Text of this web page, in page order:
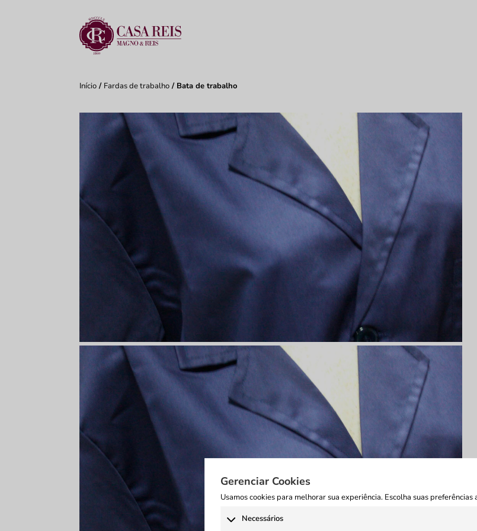
Início / Fardas de trabalho / Bata de trabalho
Gerenciar Cookies
Usamos cookies para melhorar sua experiência. Escolha suas preferências
Necessários